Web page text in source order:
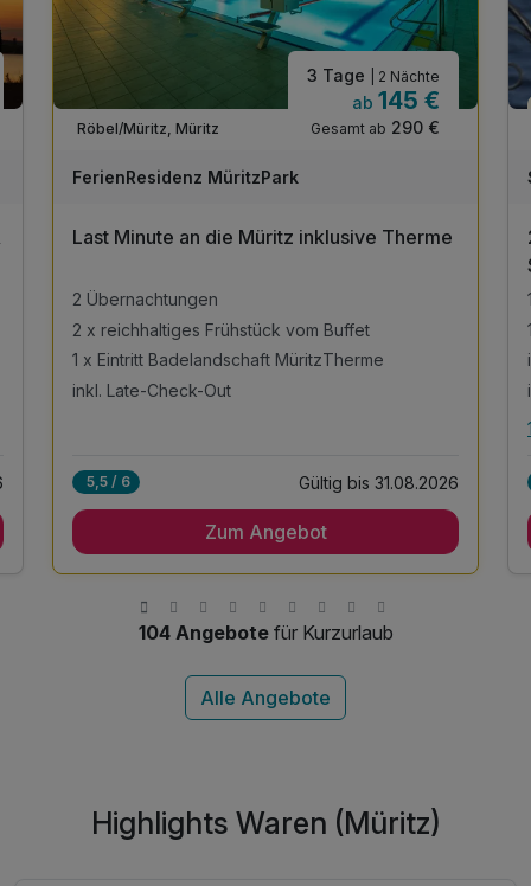
WAR
202
Röbel/Müritz, Müritz
3 Tage | 2 Nächte
ab 145 €
Gesamt ab 290 €
FerienResidenz MüritzPark
Last Minute an die Müritz inklusive Therme
2 Übernachtungen
2 x reichhaltiges Frühstück vom Buffet
1 x Eintritt Badelandschaft MüritzTherme
inkl. Late-Check-Out
5,5 / 6 Gültig bis 31.08.2026
Zum Angebot
104 Angebotefür Kurzurlaub
Highlights Waren (Müritz)